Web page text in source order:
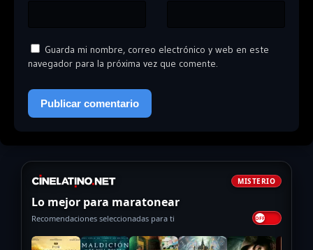
Guarda mi nombre, correo electrónico y web en este
navegador para la próxima vez que comente.
MISTERIO
Lo mejor para maratonear
Recomendaciones seleccionadas para ti